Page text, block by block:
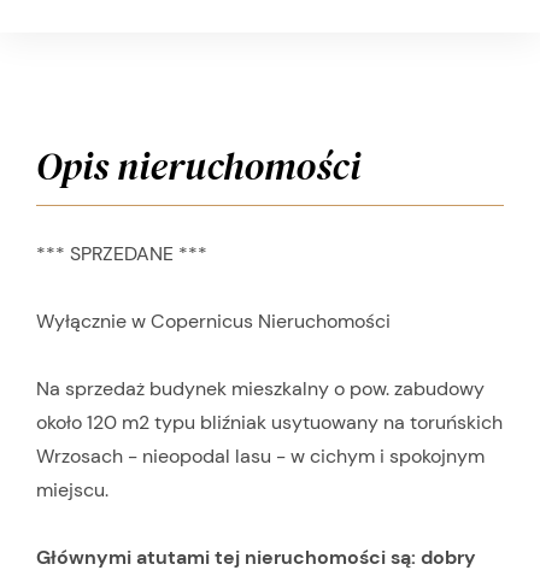
Opis nieruchomości
*** SPRZEDANE ***
Wyłącznie w Copernicus Nieruchomości
Na sprzedaż budynek mieszkalny o pow. zabudowy
około 120 m2 typu bliźniak usytuowany na toruńskich
Wrzosach - nieopodal lasu - w cichym i spokojnym
miejscu.
Głównymi atutami tej nieruchomości są: dobry